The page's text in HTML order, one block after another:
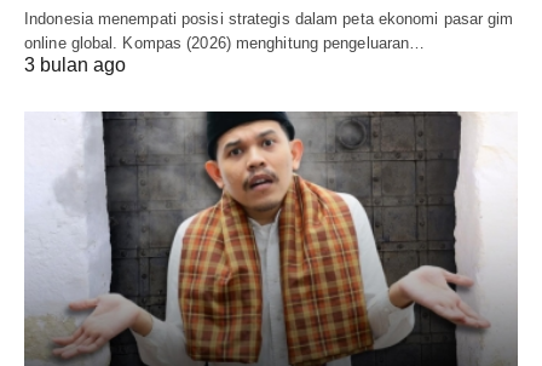
Indonesia menempati posisi strategis dalam peta ekonomi pasar gim
online global. Kompas (2026) menghitung pengeluaran…
3 bulan ago